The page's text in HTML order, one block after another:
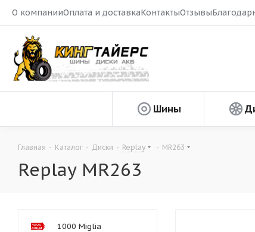
О компанииОплата и доставкаКонтактыОтзывы
Шины
Главная - Каталог - Диски - Replay - MR263
Replay MR263
1000 Miglia